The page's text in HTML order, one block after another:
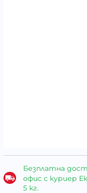
Безплатна
офис с куриер
5 кг.